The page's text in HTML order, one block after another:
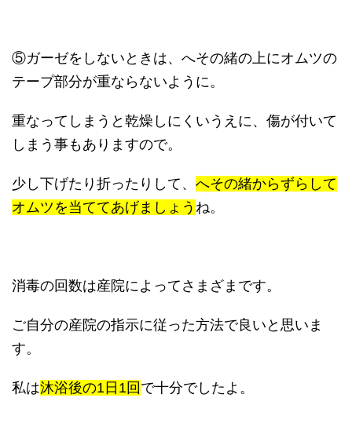
⑤ガーゼをしないときは、へその緒の上にオムツの
テープ部分が重ならないように。
重なってしまうと乾燥しにくいうえに、傷が付いて
しまう事もありますので。
少し下げたり折ったりして、 へその緒からずらして
オムツを当ててあげましょう ね。
消毒の回数は産院によってさまざまです。
ご自分の産院の指示に従った方法で良いと思いま
す。
私は沐浴後の1日1回 で十分でしたよ。